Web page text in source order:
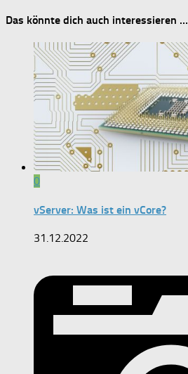
Das könnte dich auch interessieren …
0
vServer: Was ist ein vCore?
31.12.2022